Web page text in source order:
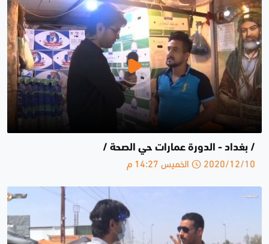
/ بغداد - الدورة عمارات حي الصحة /
2020/12/10 الخميس 14:27 م